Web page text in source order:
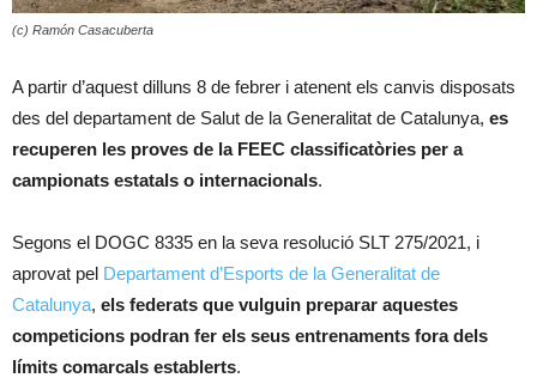
(c) Ramón Casacuberta
A partir d’aquest dilluns 8 de febrer i atenent els canvis disposats
des del departament de Salut de la Generalitat de Catalunya, es
recuperen les proves de la FEEC classificatòries per a
campionats estatals o internacionals.
Segons el DOGC 8335 en la seva resolució SLT 275/2021, i
aprovat pel Departament d’Esports de la Generalitat de
Catalunya, els federats que vulguin preparar aquestes
competicions podran fer els seus entrenaments fora dels
límits comarcals establerts.